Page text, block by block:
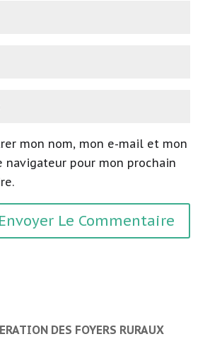
mon nom, mon e-mail et mon
navigateur pour mon prochain
DES FOYERS RURAUX